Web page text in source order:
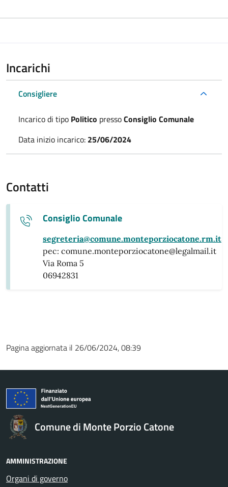
Incarichi
Consigliere
Incarico di tipo Politico pressoConsiglio Comunale
Data inizio incarico: 25/06/2024
Contatti
Consiglio Comunale
segreteria@comune.monteporziocatone.rm.it
pec: comune.monteporziocatone@legalmail.it
Via Roma 5
06942831
Pagina aggiornata il 26/06/2024, 08:39
Comune di Monte Porzio Catone
AMMINISTRAZIONE
Organi di governo